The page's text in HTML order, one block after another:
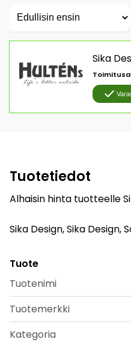
Sika
Tuotetiedot
Alhaisin hinta tuotteelle
Sika Design, Sika Design,
Tuote
Tuotenimi
Tuotemerkki
Kategoria